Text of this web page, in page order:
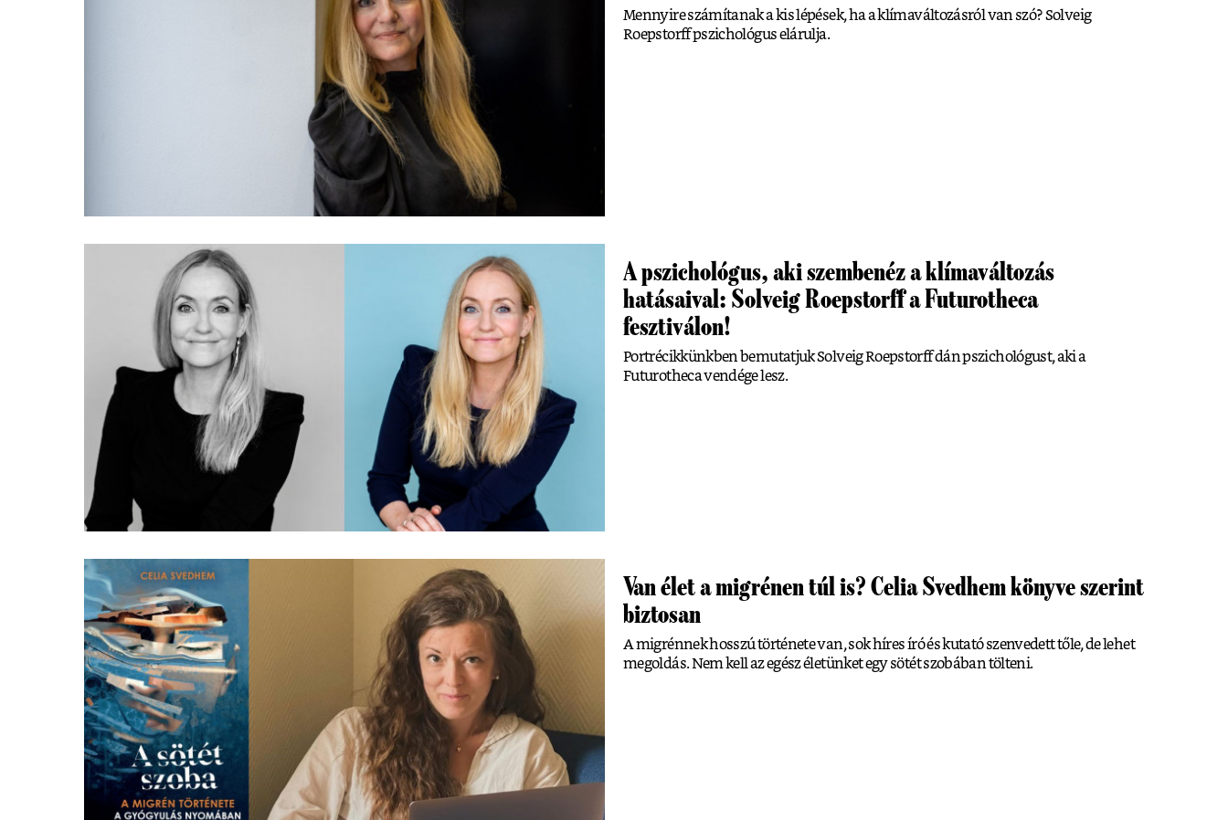
Mennyire számítanak a kis lépések, ha a klímaváltozásról van szó? Solveig
Roepstorff pszichológus elárulja.
A pszichológus, aki szembenéz a klímaváltozás
hatásaival: Solveig Roepstorff a Futurotheca
fesztiválon!
Portrécikkünkben bemutatjuk Solveig Roepstorff dán pszichológust, aki a
Futurotheca vendége lesz.
Van élet a migrénen túl is? Celia Svedhem könyve szerint
biztosan
A migrénnek hosszú története van, sok híres író és kutató szenvedett tőle, de lehet
megoldás. Nem kell az egész életünket egy sötét szobában tölteni.